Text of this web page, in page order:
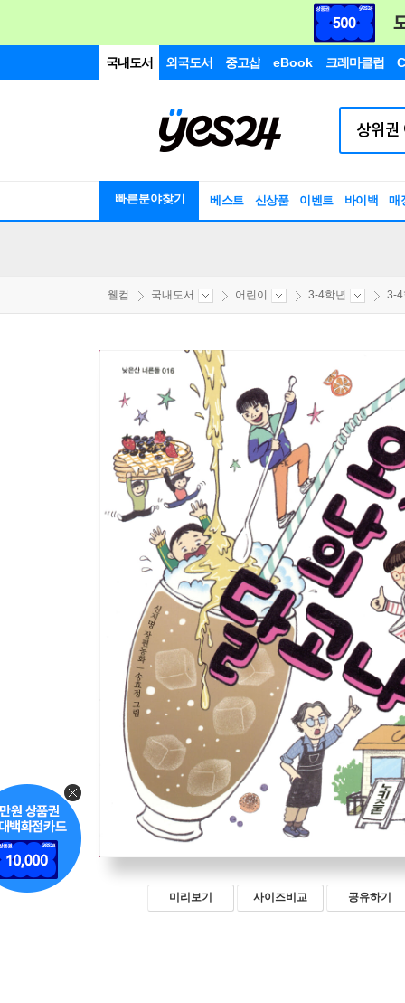
국내도서 외국도서 중고샵 eBook 크레마클럽
빠른분야찾기 베스트 신상품 이벤트 바이백 매
웰컴 국내도서 어린이 3-4학년 3-4
미리보기 사이즈비교 공유하기